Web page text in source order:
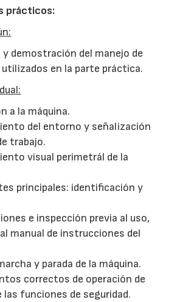
prácticos:
y demostración del manejo de
utilizados en la parte práctica.
a la máquina.
del entorno y señalización
trabajo.
visual perimetrál de la
principales: identificación y
e inspección previa al uso,
manual de instrucciones del
y parada de la máquina.
correctos de operación de
las funciones de seguridad.